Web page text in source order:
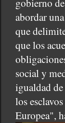
abordar
que
que los
social y
igualdad
los
Europea",